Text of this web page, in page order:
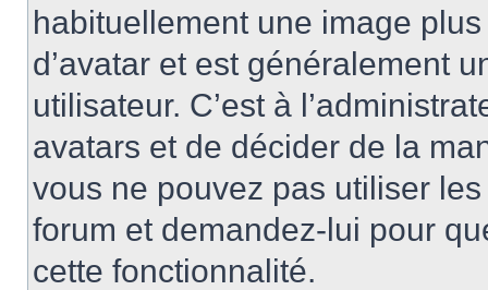
habituellement une image
d’avatar et est généralement
utilisateur. C’est à
avatars et de décider de la
vous ne pouvez pas utiliser
forum et demandez-lui pour
cette fonctionnalité.